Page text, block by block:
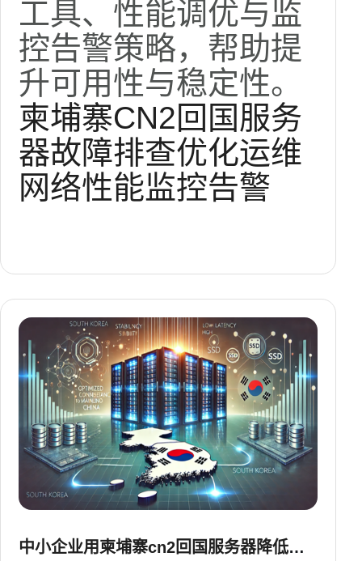
工具、性能调优与监
控告警策略，帮助提
升可用性与稳定性。
柬埔寨CN2回国服务
器故障排查优化运维
网络性能监控告警
中小企业用柬埔寨cn2回国服务器降低延